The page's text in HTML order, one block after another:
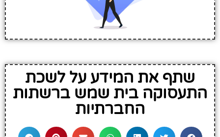
שתף את המידע על לשכת
התעסוקה בית שמש ברשתות
החברתיות